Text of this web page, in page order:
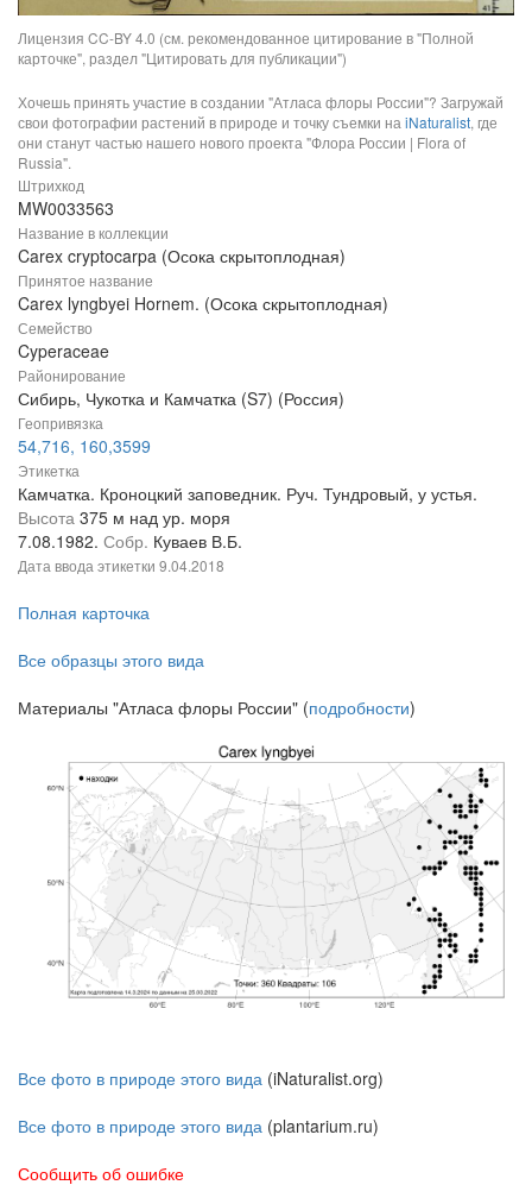
Лицензия CC-BY 4.0 (см. рекомендованное цитирование в "Полной
карточке", раздел "Цитировать для публикации")
Хочешь принять участие в создании "Атласа флоры России"? Загружай
свои фотографии растений в природе и точку съемки на iNaturalist, где
они станут частью нашего нового проекта "Флора России | Flora of
Russia".
Штрихкод
MW0033563
Название в коллекции
Carex cryptocarpa (Осока скрытоплодная)
Принятое название
Carex lyngbyei Hornem. (Осока скрытоплодная)
Семейство
Cyperaceae
Районирование
Сибирь, Чукотка и Камчатка (S7) (Россия)
Геопривязка
54,716, 160,3599
Этикетка
Камчатка. Кроноцкий заповедник. Руч. Тундровый, у устья.
Высота 375 м над ур. моря
7.08.1982. Собр. Куваев В.Б.
Дата ввода этикетки 9.04.2018
Полная карточка
Все образцы этого вида
Материалы "Атласа флоры России" (подробности)
Все фото в природе этого вида (iNaturalist.org)
Все фото в природе этого вида (plantarium.ru)
Сообщить об ошибке